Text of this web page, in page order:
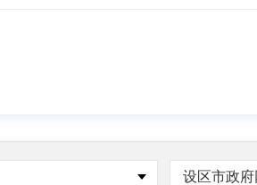
设区市政